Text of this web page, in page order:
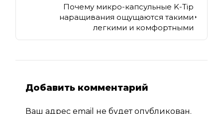
Почему микро-капсульные K-Tip
наращивания ощущаются такими
легкими и комфортными
Добавить комментарий
Ваш адрес email не будет опубликован.